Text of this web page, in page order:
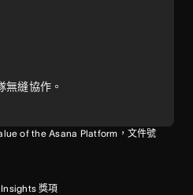
無縫協作。
of the Asana Platform，文件號
獎項